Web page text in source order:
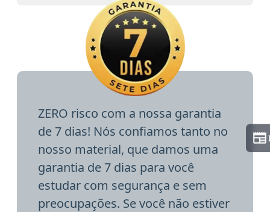
ZERO risco com a nossa garantia
de 7 dias! Nós confiamos tanto no
nosso material, que damos uma
garantia de 7 dias para você
estudar com segurança e sem
preocupações. Se você não estiver